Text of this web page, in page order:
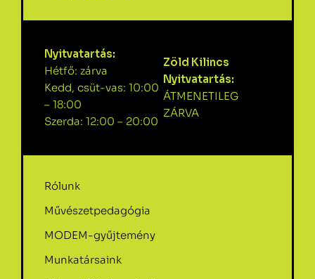
Nyitvatartás:
Hétfő: zárva
Kedd, csüt-vas: 10:00
– 18:00
Szerda: 12:00 – 20:00
Zöld Kilincs
Nyitvatartás:
ÁTMENETILEG
ZÁRVA
Rólunk
Művészetpedagógia
MODEM-gyűjtemény
Munkatársaink